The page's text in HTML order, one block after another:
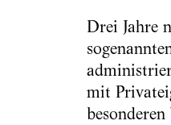
Drei Jahre
mit